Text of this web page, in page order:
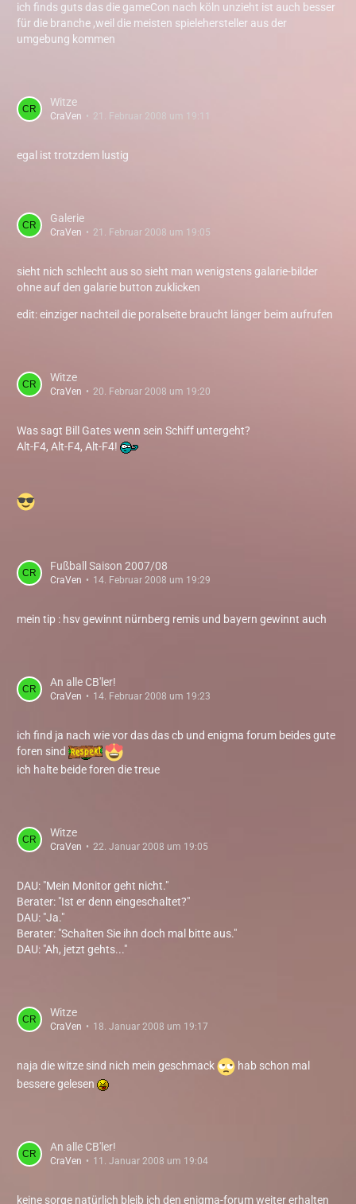
ich finds guts das die gameCon nach köln unzieht ist auch besser
für die branche ,weil die meisten spielehersteller aus der
umgebung kommen
Witze
CraVen 21. Februar 2008 um 19:11
egal ist trotzdem lustig
Galerie
CraVen 21. Februar 2008 um 19:05
sieht nich schlecht aus so sieht man wenigstens galarie-bilder
ohne auf den galarie button zuklicken
edit: einziger nachteil die poralseite braucht länger beim aufrufen
Witze
CraVen 20. Februar 2008 um 19:20
Was sagt Bill Gates wenn sein Schiff untergeht?
Alt-F4, Alt-F4, Alt-F4!
Fußball Saison 2007/08
CraVen 14. Februar 2008 um 19:29
mein tip : hsv gewinnt nürnberg remis und bayern gewinnt auch
An alle CB'ler!
CraVen 14. Februar 2008 um 19:23
ich find ja nach wie vor das das cb und enigma forum beides gute
foren sind
ich halte beide foren die treue
Witze
CraVen 22. Januar 2008 um 19:05
DAU: "Mein Monitor geht nicht."
Berater: "Ist er denn eingeschaltet?"
DAU: "Ja."
Berater: "Schalten Sie ihn doch mal bitte aus."
DAU: "Ah, jetzt gehts..."
Witze
CraVen 18. Januar 2008 um 19:17
naja die witze sind nich mein geschmack
hab schon mal
bessere gelesen
An alle CB'ler!
CraVen 11. Januar 2008 um 19:04
keine sorge natürlich bleib ich den enigma-forum weiter erhalten